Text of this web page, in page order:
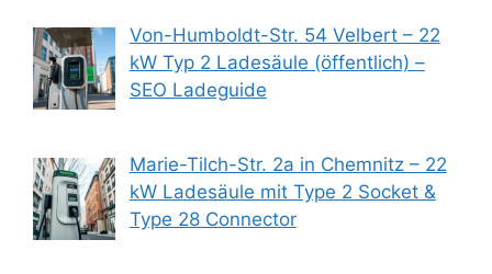
Von-Humboldt-Str. 54 Velbert – 22
kW Typ 2 Ladesäule (öffentlich) –
SEO Ladeguide
Marie-Tilch-Str. 2a in Chemnitz – 22
kW Ladesäule mit Type 2 Socket &
Type 28 Connector